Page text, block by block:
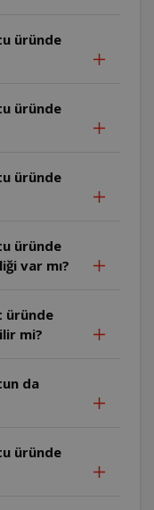
üründe
üründe
üründe
üründe
var mı?
üründe
mi?
da
üründe